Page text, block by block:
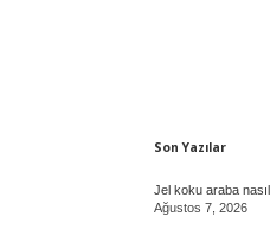
Sidebar
Son Yazılar
Jel koku araba nasıl
Ağustos 7, 2026